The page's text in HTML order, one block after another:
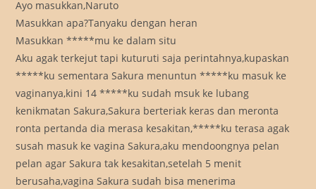
Ayo masukkan,Naruto
Masukkan apa?Tanyaku dengan heran
Masukkan *****mu ke dalam situ
Aku agak terkejut tapi kuturuti saja perintahnya,kupaskan
*****ku sementara Sakura menuntun *****ku masuk ke
vaginanya,kini 14 *****ku sudah msuk ke lubang
kenikmatan Sakura,Sakura berteriak keras dan meronta 
ronta pertanda dia merasa kesakitan,*****ku terasa agak
susah masuk ke vagina Sakura,aku mendoongnya pelan 
pelan agar Sakura tak kesakitan,setelah 5 menit
berusaha,vagina Sakura sudah bisa menerima